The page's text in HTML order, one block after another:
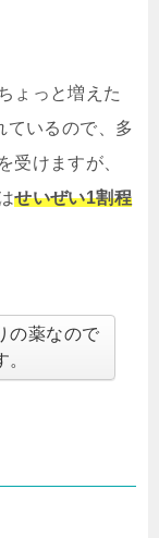
ょっと増えた
ているので、多
受けますが、
せいぜい1割程
の薬なので